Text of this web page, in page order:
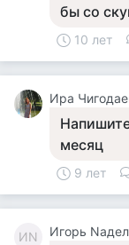
бы со
10 лет
Ира
месяц
9 лет
ИN Игорь Nадел